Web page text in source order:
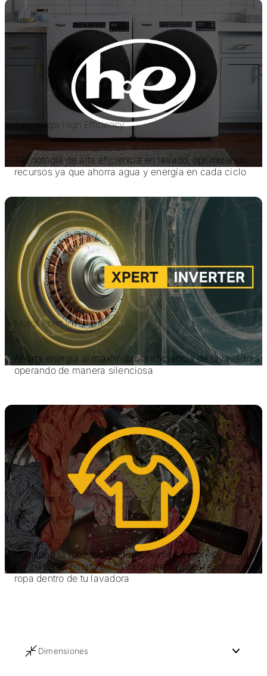
Tecnología High Efficiency
Tecnología de alta eficiencia en lavado, optimizando
recursos ya que ahorra agua y energía en cada ciclo
Motor Xpert Inverter
Ahorra energía al maximizar la eficiencia de la lavadora
operando de manera silenciosa
Opción TumbleFresh™
Mantiene la ropa fresca, libre de malos olores y arrugas
por hasta 12 horas, en caso de que olvides la carga de
ropa dentro de tu lavadora
Dimensiones